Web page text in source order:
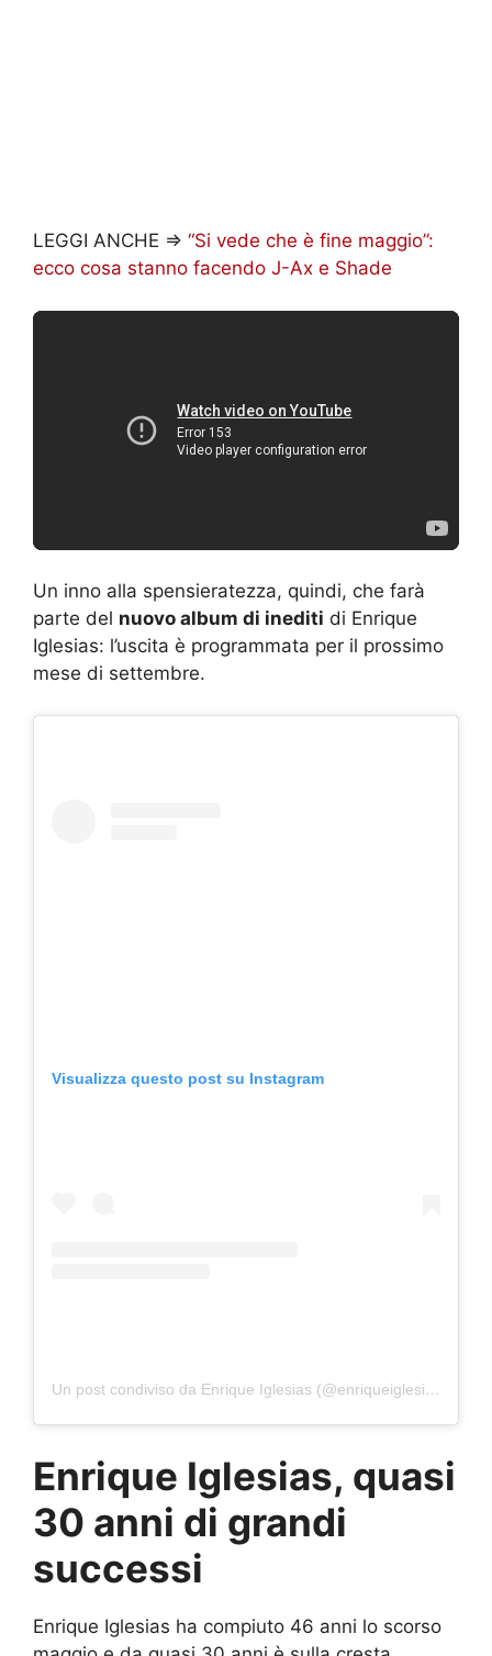
LEGGI ANCHE => “Si vede che è fine maggio”:
ecco cosa stanno facendo J-Ax e Shade
Un inno alla spensieratezza, quindi, che farà
parte del nuovo album di inediti di Enrique
Iglesias: l’uscita è programmata per il prossimo
mese di settembre.
Visualizza questo post su Instagram
Un post condiviso da Enrique Iglesias (@enriqueiglesias)
Enrique Iglesias, quasi
30 anni di grandi
successi
Enrique Iglesias ha compiuto 46 anni lo scorso